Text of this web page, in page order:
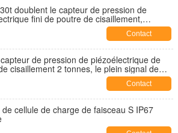
doublent le capteur de pression de
fini de poutre de cisaillement,
de pression de piézoélectrique de haute
Contact
de pression de piézoélectrique de
cisaillement 2 tonnes, le plein signal de
capteur de pression de piézoélectrique de
Contact
de cellule de charge de faisceau S IP67